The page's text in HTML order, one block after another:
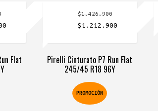
Flat
es:
Pirelli Cinturato P7 Run Flat
245/45 R18 96Y
PROMOCIÓN
$1.426.900
El
era:
$1.426.900.
$1.212.900El
es: